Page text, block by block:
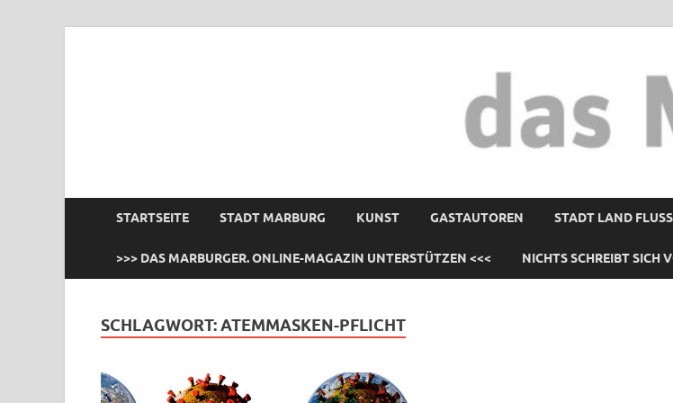
STARTSEITE STADT MARBURG KUNST GASTAUTOREN STADT LAND FLUSS
>>> DAS MARBURGER. ONLINE-MAGAZIN UNTERSTÜTZEN <<< NICHTS SCHREIBT SICH
SCHLAGWORT:ATEMMASKEN-PFLICHT